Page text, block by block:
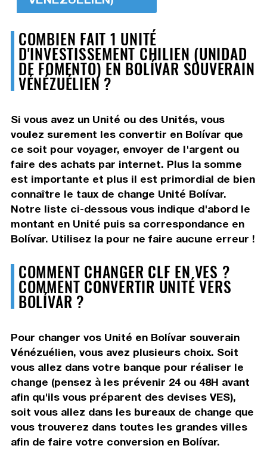
COMBIEN FAIT 1 UNITÉ
D'INVESTISSEMENT CHILIEN (UNIDAD
DE FOMENTO) EN BOLÍVAR SOUVERAIN
VÉNÉZUÉLIEN ?
Si vous avez un Unité ou des Unités, vous
voulez surement les convertir en Bolívar que
ce soit pour voyager, envoyer de l'argent ou
faire des achats par internet. Plus la somme
est importante et plus il est primordial de bien
connaître le taux de change Unité Bolívar.
Notre liste ci-dessous vous indique d'abord le
montant en Unité puis sa correspondance en
Bolívar. Utilisez la pour ne faire aucune erreur !
COMMENT CHANGER CLF EN VES ?
COMMENT CONVERTIR UNITÉ VERS
BOLÍVAR ?
Pour changer vos Unité en Bolívar souverain
Vénézuélien, vous avez plusieurs choix. Soit
vous allez dans votre banque pour réaliser le
change (pensez à les prévenir 24 ou 48H avant
afin qu'ils vous préparent des devises VES),
soit vous allez dans les bureaux de change que
vous trouverez dans toutes les grandes villes
afin de faire votre conversion en Bolívar.